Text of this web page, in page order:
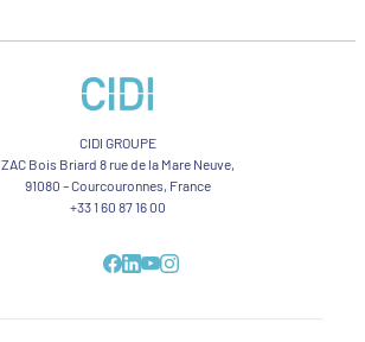
CIDI GROUPE
ZAC Bois Briard 8 rue de la Mare Neuve,
91080 – Courcouronnes, France
+33 1 60 87 16 00